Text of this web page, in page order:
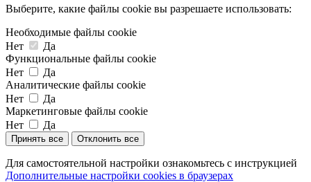
Выберите, какие файлы cookie вы разрешаете использовать:
Необходимые файлы cookie
Нет
Да
Функциональные файлы cookie
Нет
Да
Аналитические файлы cookie
Нет
Да
Маркетинговые файлы cookie
Нет
Да
Принять все Отклонить все
Для самостоятельной настройки ознакомьтесь с инструкцией
Дополнительные настройки cookies в браузерах